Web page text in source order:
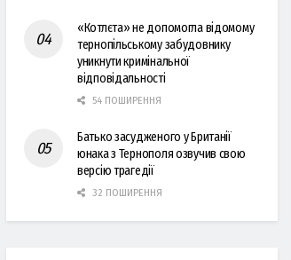
«Котлєта» не допомогла відомому
тернопільському забудовнику
уникнути кримінальної
відповідальності
54 ПОШИРЕННЯ
Батько засудженого у Британії
юнака з Тернополя озвучив свою
версію трагедії
32 ПОШИРЕННЯ